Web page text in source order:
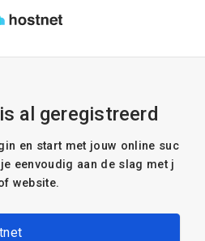
al geregistreerd
en start met jouw online suc
eenvoudig aan de slag met j
website.